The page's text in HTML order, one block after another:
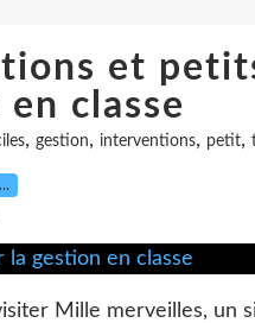
et
classe
, gestion, interventions, petit,
…
Mille merveilles, un